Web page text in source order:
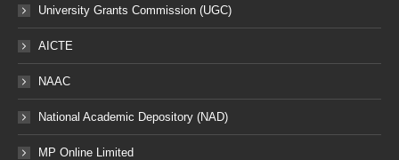
University Grants Commission (UGC)
AICTE
NAAC
National Academic Depository (NAD)
MP Online Limited